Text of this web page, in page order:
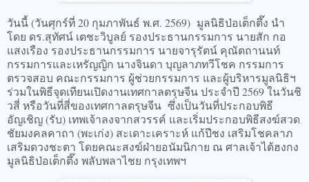
วันนี้ (วันศุกร์ที่ 20 กุมภาพันธ์ พ.ศ. 2569) มูลนิธิป่อเต็กตึ๊ง นำ
โดย ดร.สุทัศน์ เตชะวิบูลย์ รองประธานกรรมการ นายสัก กอ
แสงเรือง รองประธานกรรมการ นายจารุรัตน์ คุณัตถานนท์
กรรมการและเหรัญญิก นางจินดา บุญลาภทวีโชค กรรมการ
ตรวจสอบ คณะกรรมการ ผู้ช่วยกรรมการ และผู้บริหารมูลนิธิฯ
ร่วมในพิธีจุดเทียนเปิดงานเทศกาลตรุษจีน ประจำปี 2569 ในวันชิ
วสี่ หรือวันที่สี่ของเทศกาลตรุษจีน ซึ่งเป็นวันที่ประกอบพิธี
อัญเชิญ (รับ) เทพเจ้าลงจากสวรรค์ และเริ่มประกอบพิธีสงฆ์สวด
ชัยมงคลคาถา (พะเก่ง) สะเดาะเคราะห์ แก้ปีชง เสริมโชคลาภ
เสริมดวงชะตา โดยคณะสงฆ์ฝ่ายอนัมนิกาย ณ ศาลเจ้าไต้ฮงกง
มูลนิธิป่อเต็กตึ๊ง พลับพลาไชย กรุงเทพฯ